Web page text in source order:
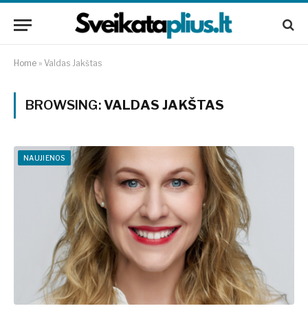
Home » Valdas Jakštas
BROWSING:VALDAS JAKŠTAS
NAUJIENOS